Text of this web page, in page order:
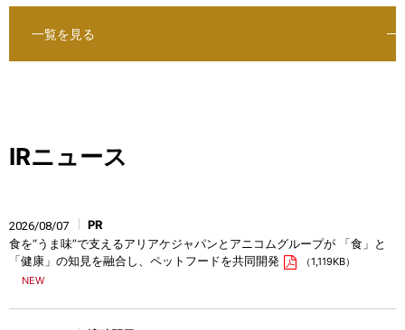
一覧を見る
IRニュース
2026/08/07
PR
食を“うま味”で支えるアリアケジャパンとアニコムグループが 「食」と
「健康」の知見を融合し、ペットフードを共同開発
（1,119KB）